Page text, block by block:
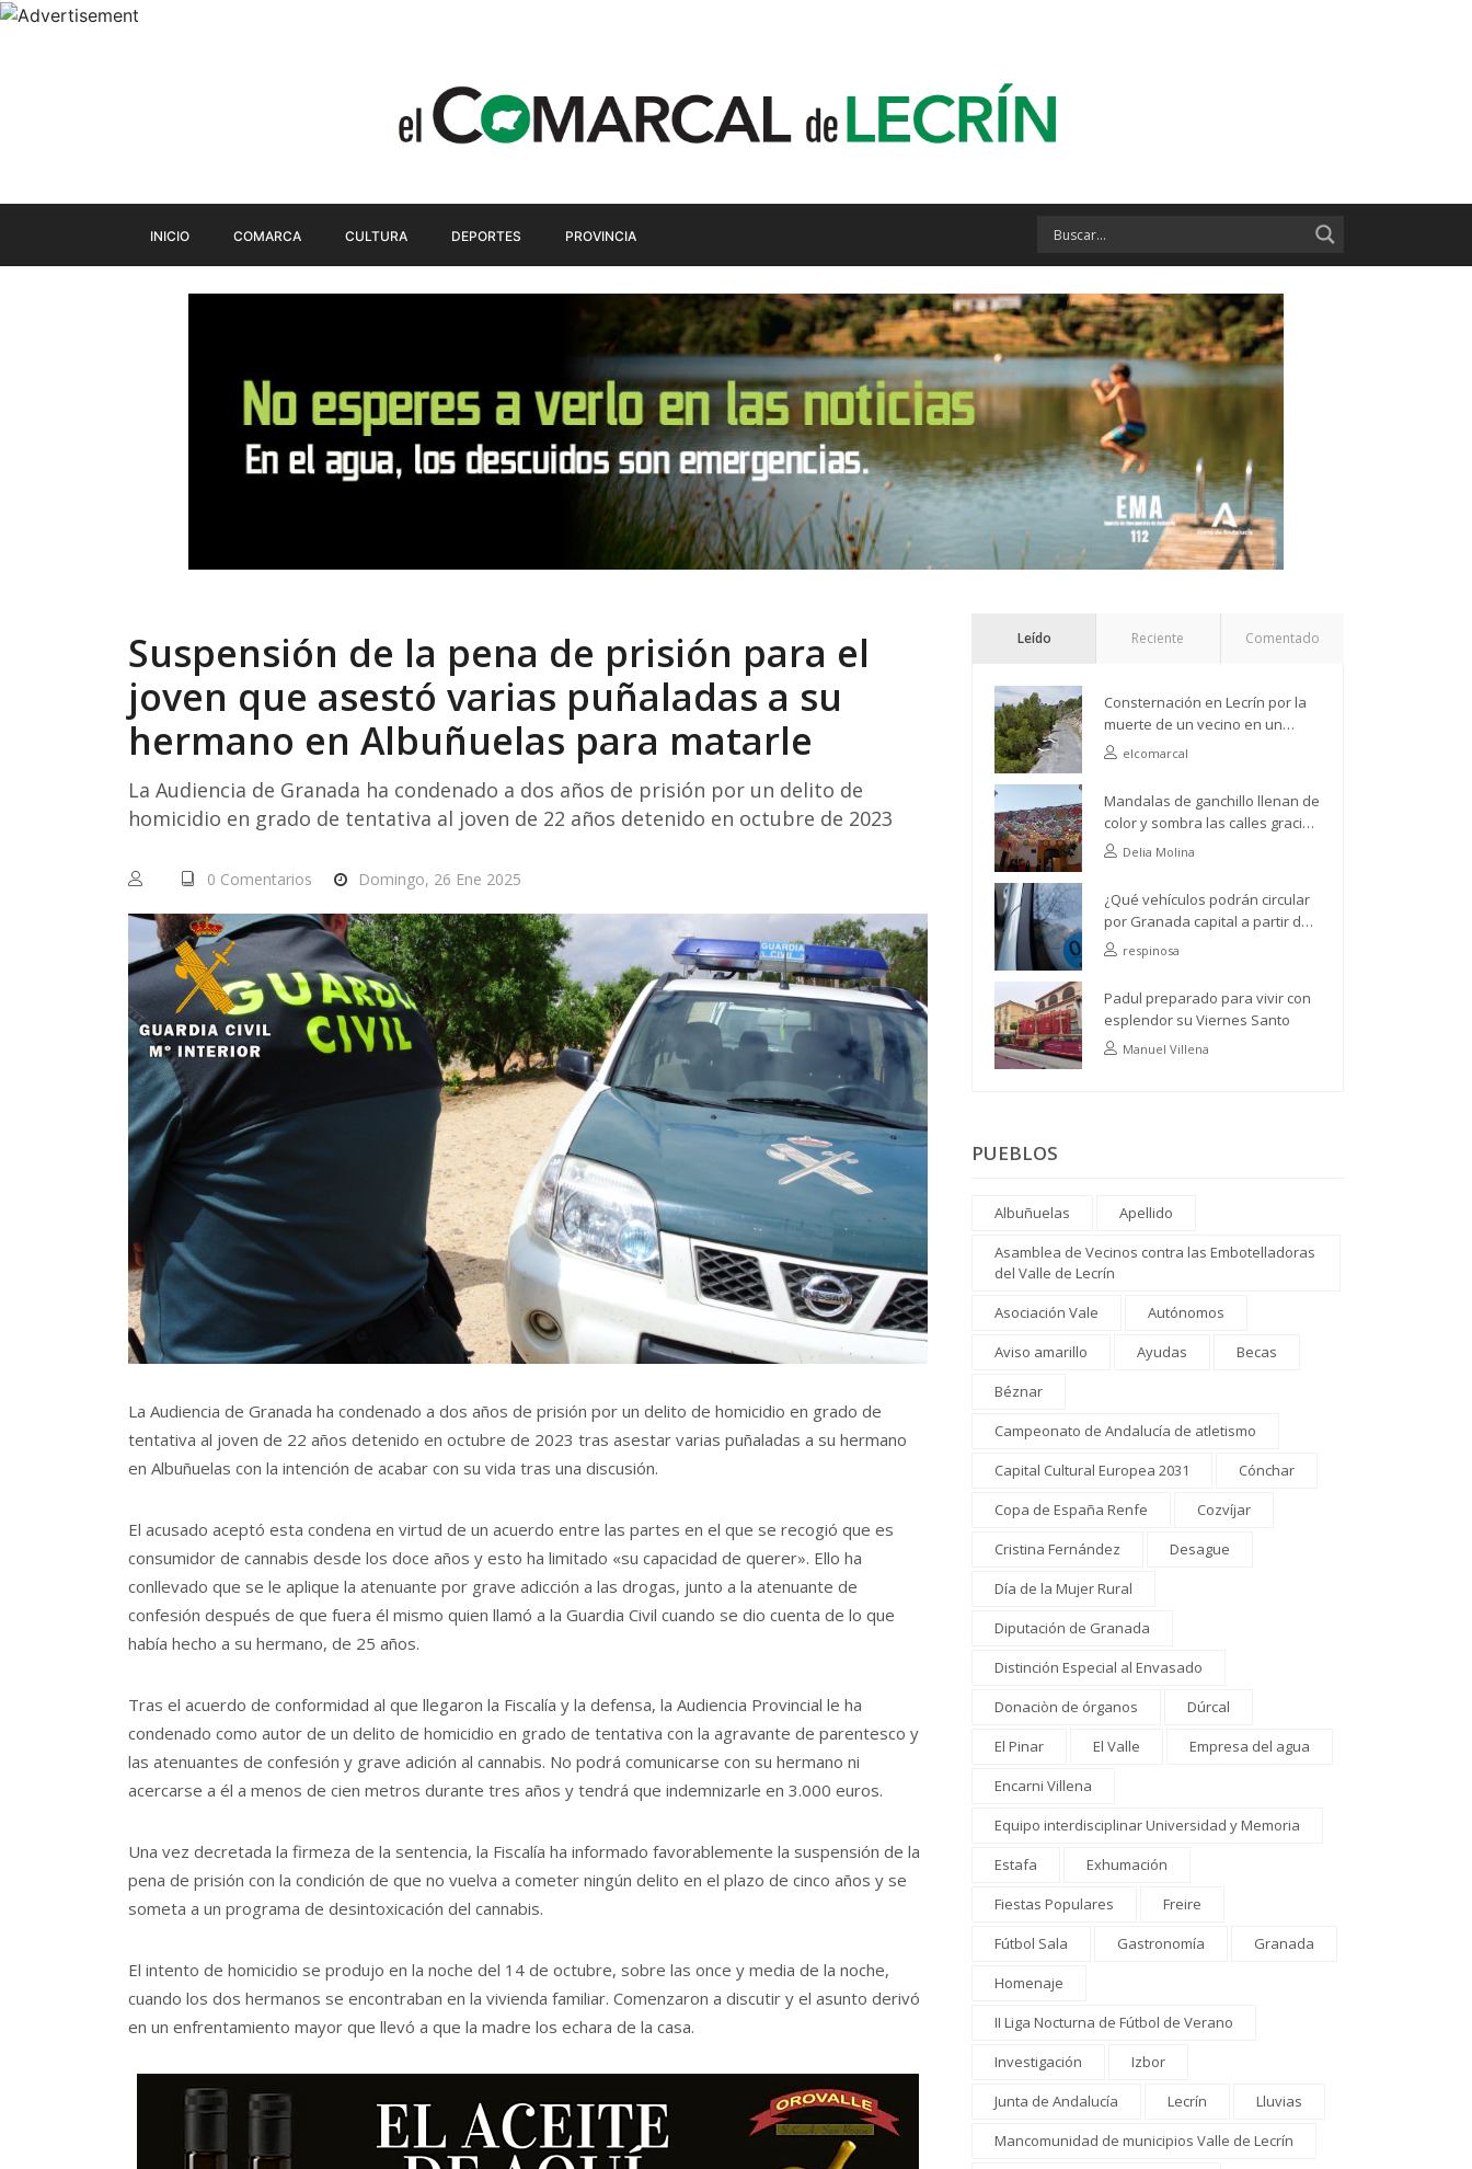
INICIO COMARCA CULTURA DEPORTES PROVINCIA
Suspensión de la pena de prisión para el
joven que asestó varias puñaladas a su
hermano en Albuñuelas para matarle
La Audiencia de Granada ha condenado a dos años de prisión por un delito de
homicidio en grado de tentativa al joven de 22 años detenido en octubre de 2023
0 Comentarios Domingo, 26 Ene 2025
La Audiencia de Granada ha condenado a dos años de prisión por un delito de homicidio en grado de
tentativa al joven de 22 años detenido en octubre de 2023 tras asestar varias puñaladas a su hermano
en Albuñuelas con la intención de acabar con su vida tras una discusión.
El acusado aceptó esta condena en virtud de un acuerdo entre las partes en el que se recogió que es
consumidor de cannabis desde los doce años y esto ha limitado «su capacidad de querer». Ello ha
conllevado que se le aplique la atenuante por grave adicción a las drogas, junto a la atenuante de
confesión después de que fuera él mismo quien llamó a la Guardia Civil cuando se dio cuenta de lo que
había hecho a su hermano, de 25 años.
Tras el acuerdo de conformidad al que llegaron la Fiscalía y la defensa, la Audiencia Provincial le ha
condenado como autor de un delito de homicidio en grado de tentativa con la agravante de parentesco y
las atenuantes de confesión y grave adición al cannabis. No podrá comunicarse con su hermano ni
acercarse a él a menos de cien metros durante tres años y tendrá que indemnizarle en 3.000 euros.
Una vez decretada la firmeza de la sentencia, la Fiscalía ha informado favorablemente la suspensión de la
pena de prisión con la condición de que no vuelva a cometer ningún delito en el plazo de cinco años y se
someta a un programa de desintoxicación del cannabis.
El intento de homicidio se produjo en la noche del 14 de octubre, sobre las once y media de la noche,
cuando los dos hermanos se encontraban en la vivienda familiar. Comenzaron a discutir y el asunto derivó
en un enfrentamiento mayor que llevó a que la madre los echara de la casa.
Leído Reciente Comentado
Consternación en Lecrín por la
muerte de un vecino en un
accidente de camión
elcomarcal
Mandalas de ganchillo llenan de
color y sombra las calles gracias
a la Asociación de Vecinos Río
Delia Molina
¿Qué vehículos podrán circular
por Granada capital a partir del
próximo 1 de abril?
respinosa
Padul preparado para vivir con
esplendor su Viernes Santo
Manuel Villena
PUEBLOS
Albuñuelas
Apellido
Asamblea de Vecinos contra las Embotelladoras
del Valle de Lecrín
Asociación Vale
Autónomos
Aviso amarillo
Ayudas
Becas
Béznar
Campeonato de Andalucía de atletismo
Capital Cultural Europea 2031
Cónchar
Copa de España Renfe
Cozvíjar
Cristina Fernández
Desague
Día de la Mujer Rural
Diputación de Granada
Distinción Especial al Envasado
Donaciòn de órganos
Dúrcal
El Pinar
El Valle
Empresa del agua
Encarni Villena
Equipo interdisciplinar Universidad y Memoria
Estafa
Exhumación
Fiestas Populares
Freire
Fútbol Sala
Gastronomía
Granada
Homenaje
II Liga Nocturna de Fútbol de Verano
Investigación
Izbor
Junta de Andalucía
Lecrín
Lluvias
Mancomunidad de municipios Valle de Lecrín